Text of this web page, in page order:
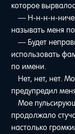
которое
— Н-н-н-н-
называть меня
— Будет
использовать
по имени.
Нет, нет, нет.
предупредил
Мое
продолжало
настолько